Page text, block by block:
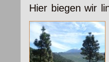
Hier biegen wir